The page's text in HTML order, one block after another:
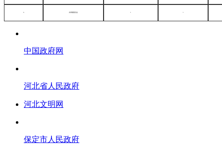
6 共青团委员会 1 1
中国政府网
河北省人民政府
河北文明网
保定市人民政府